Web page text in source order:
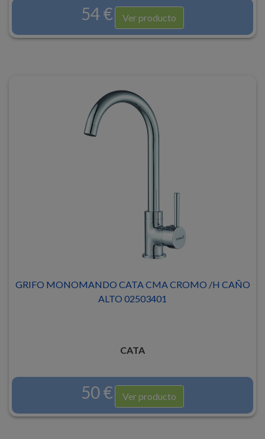
54 € Ver producto
GRIFO MONOMANDO CATA CMA CROMO /H CAÑO
ALTO 02503401
CATA
50 € Ver producto